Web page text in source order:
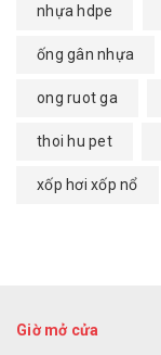
nhựa hdpe
ống gân nhựa
ong ruot ga
thoi hu pet
xốp hơi xốp nổ
Giờ mở cửa